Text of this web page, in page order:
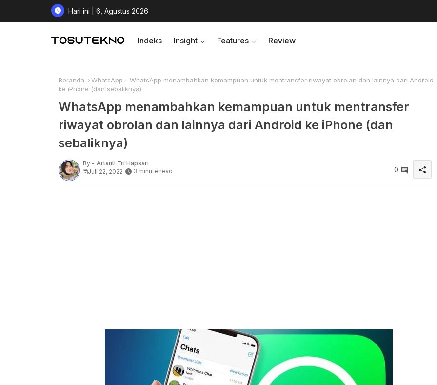
Hari ini | 6, Agustus 2026
Indeks Insight Features Review
Beranda WhatsApp
WhatsApp menambahkan kemampuan untuk mentransfer riwayat obrolan dan lainnya dari Android
ke iPhone (dan sebaliknya)
WhatsApp menambahkan kemampuan untuk mentransfer
riwayat obrolan dan lainnya dari Android ke iPhone (dan
sebaliknya)
By - Artanti Tri Hapsari
Juli 22, 2022
3 minute read 0